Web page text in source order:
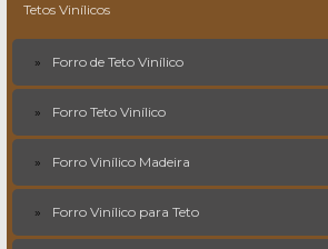
Tetos Vinílicos
Forro de Teto Vinílico
Forro Teto Vinílico
Forro Vinílico Madeira
Forro Vinílico para Teto